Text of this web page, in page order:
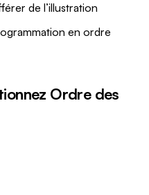
de l’illustration
en ordre
Ordre des